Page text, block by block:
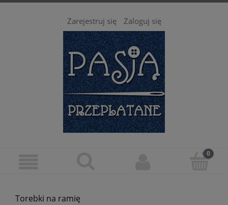
Zarejestruj się Zaloguj się
Torebki na ramię